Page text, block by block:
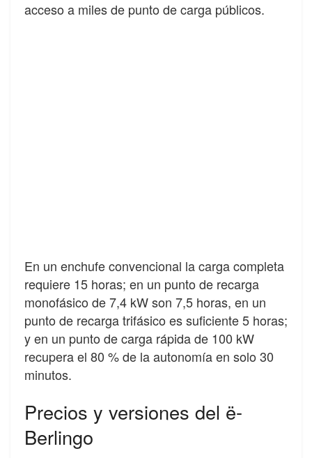
acceso a miles de punto de carga públicos.
En un enchufe convencional la carga completa
requiere 15 horas; en un punto de recarga
monofásico de 7,4 kW son 7,5 horas, en un
punto de recarga trifásico es suficiente 5 horas;
y en un punto de carga rápida de 100 kW
recupera el 80 % de la autonomía en solo 30
minutos.
Precios y versiones del ë-
Berlingo